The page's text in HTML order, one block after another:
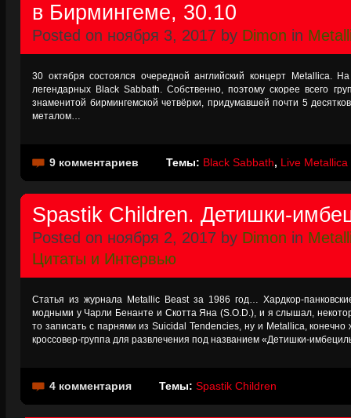
в Бирмингеме, 30.10
Posted on ноября 3, 2017 by Dimon in
30 октября состоялся очередной английский концерт Metallica.
легендарных Black Sabbath. Собственно, поэтому скорее всего
знаменитой бирмингемской четвёрки, придумавшей почти 5
металом…
9 комментариев Темы: Black Sabbath, Live Metallica
Spastik Children. Детишки-
Posted on ноября 2, 2017 by Dimon in
Цитаты и Интервью
Статья из журнала Metallic Beast за 1986 год… Хардкор-
модными у Чарли Бенанте и Скотта Яна (S.O.D.), и я слышал,
то записать с парнями из Suicidal Tendencies, ну и Metallica,
кроссовер-группа для развлечения под названием «Детишки-
4 комментария Темы: Spastik Children